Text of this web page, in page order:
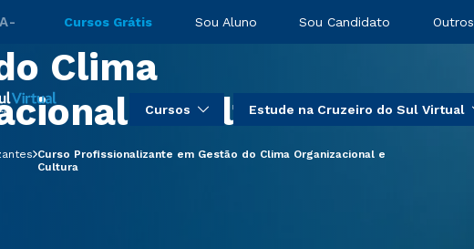
A- Cursos Grátis Sou Aluno Sou Candidato Outros
Cursos Estude na Cruzeiro do Sul Virtual
em
Clima
e Cultura
Curso Profissionalizante em Gestão do Clima Organizacional e
Cultura